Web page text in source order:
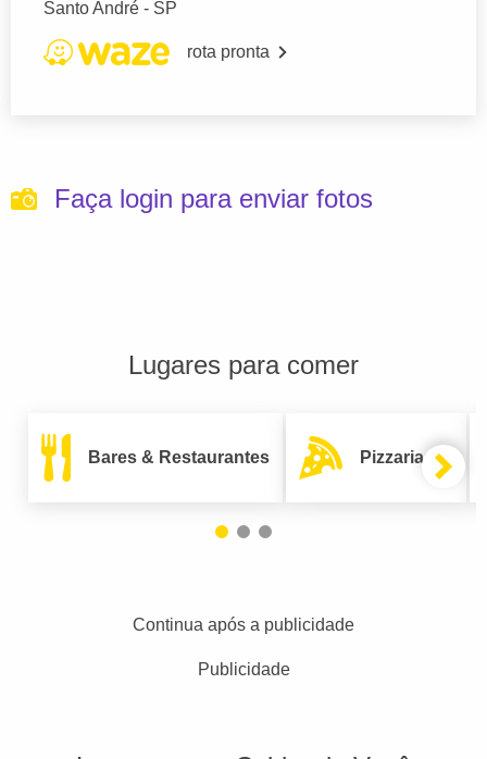
Santo André - SP
rota pronta
Faça login para enviar fotos
Lugares para comer
Bares & Restaurantes Pizzarias
Continua após a publicidade
Publicidade